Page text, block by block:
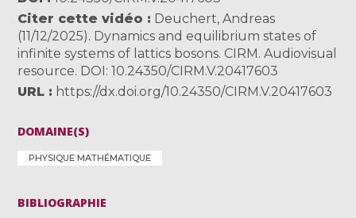
Citer cette vidéo
Deuchert, Andreas
(11/12/2025). Dynamics and equilibrium states of
infinite systems of lattics bosons. CIRM. Audiovisual
resource. DOI: 10.24350/CIRM.V.20417603
URL
https://dx.doi.org/10.24350/CIRM.V.20417603
DOMAINE(S)
PHYSIQUE MATHÉMATIQUE
BIBLIOGRAPHIE